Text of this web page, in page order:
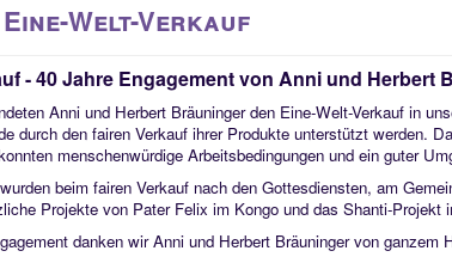
Welt-Verkauf
- 40 Jahre Engagement von Anni und Herbert
Anni und Herbert Bräuninger den Eine-Welt-Verkauf in
durch den fairen Verkauf ihrer Produkte unterstützt werden.
menschenwürdige Arbeitsbedingungen und ein guter
beim fairen Verkauf nach den Gottesdiensten, am
Projekte von Pater Felix im Kongo und das Shanti-Projekt
danken wir Anni und Herbert Bräuninger von ganzem